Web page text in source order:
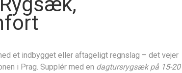
et indbygget eller aftageligt regnslag – det vejer
i Prag. Supplér med en dagtursrygsæk på 15-20